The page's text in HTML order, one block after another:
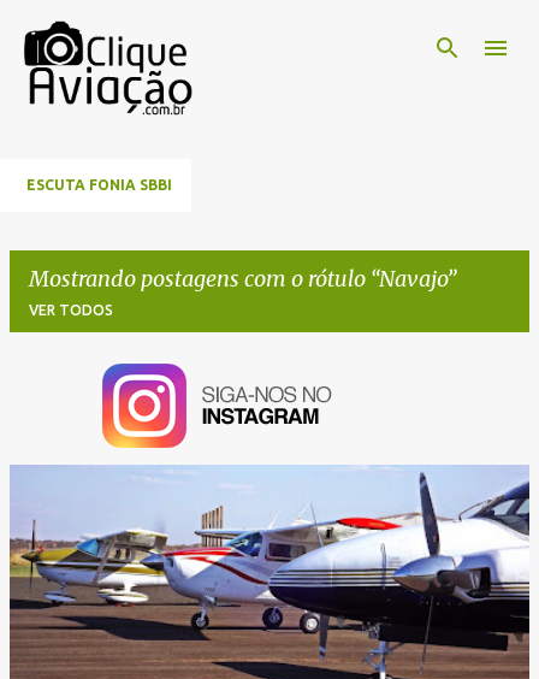
ESCUTA FONIA SBBI
Mostrando postagens com o rótulo Navajo
VER TODOS
s
g
e
n
s